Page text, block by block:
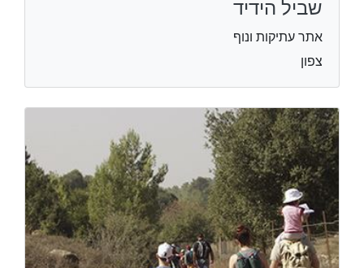
שביל הידיד
אתר עתיקות ונוף
צפון